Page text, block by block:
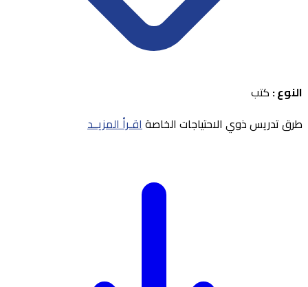
النوع : كتب
طرق تدريس ذوي الاحتياجات الخاصةاقـرأ المزيــد